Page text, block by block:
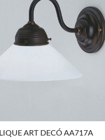
ART DECÓ AA717A